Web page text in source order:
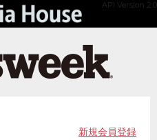
API Version 2.0
新規会員登録